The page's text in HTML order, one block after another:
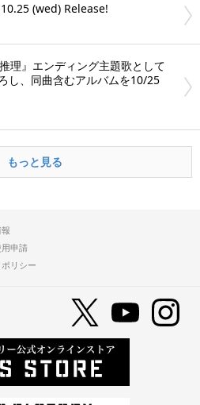
(wed) Release!
理』エンディング主題歌として
し、同曲含むアルバムを10/25
もっと見る
申請
リシー